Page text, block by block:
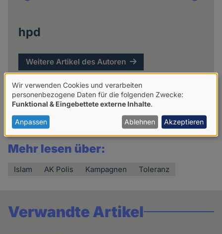
hpd
Weitere Artikel des Autoren
Mehr lesen über:
Islam AK Polis Kampagnen Toleranz
Verwandte Artikel
Verwendung
von
personenbezogenen
Daten
und
Cookies
Wir verwenden Cookies und verarbeiten
personenbezogene Daten für die folgenden Zwecke:
Funktional & Eingebettete externe Inhalte
Anpassen Ablehnen Akzeptieren